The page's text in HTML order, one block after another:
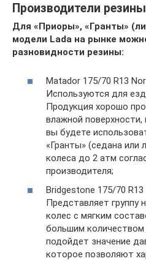
Производители
Для «Приоры», «Гранты»
модели Lada на рынке
разновидности резины:
Matador 175/70 R13
Используются для
Продукция хорошо
влажной поверхности,
вы будете
«Гранты» (седана или
колеса до 2 атм
производителя;
Bridgestone 175/70 R13
Представляет группу
колес с мягким
большим
подойдет значение
которое позволяют